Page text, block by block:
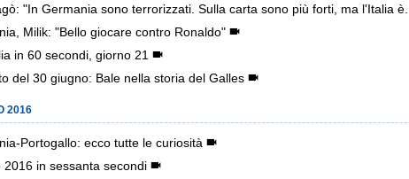
"In Germania sono terrorizzati. Sulla carta sono più forti, ma l'Italia è...
Milik: "Bello giocare contro Ronaldo"
in 60 secondi, giorno 21
del 30 giugno: Bale nella storia del Galles
2016
Portogallo: ecco tutte le curiosità
2016 in sessanta secondi